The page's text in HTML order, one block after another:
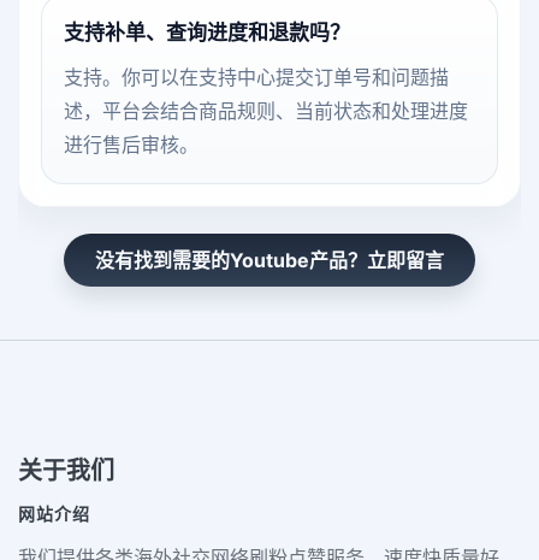
支持补单、查询进度和退款吗？
支持。你可以在支持中心提交订单号和问题描
述，平台会结合商品规则、当前状态和处理进度
进行售后审核。
没有找到需要的Youtube产品？立即留言
关于我们
网站介绍